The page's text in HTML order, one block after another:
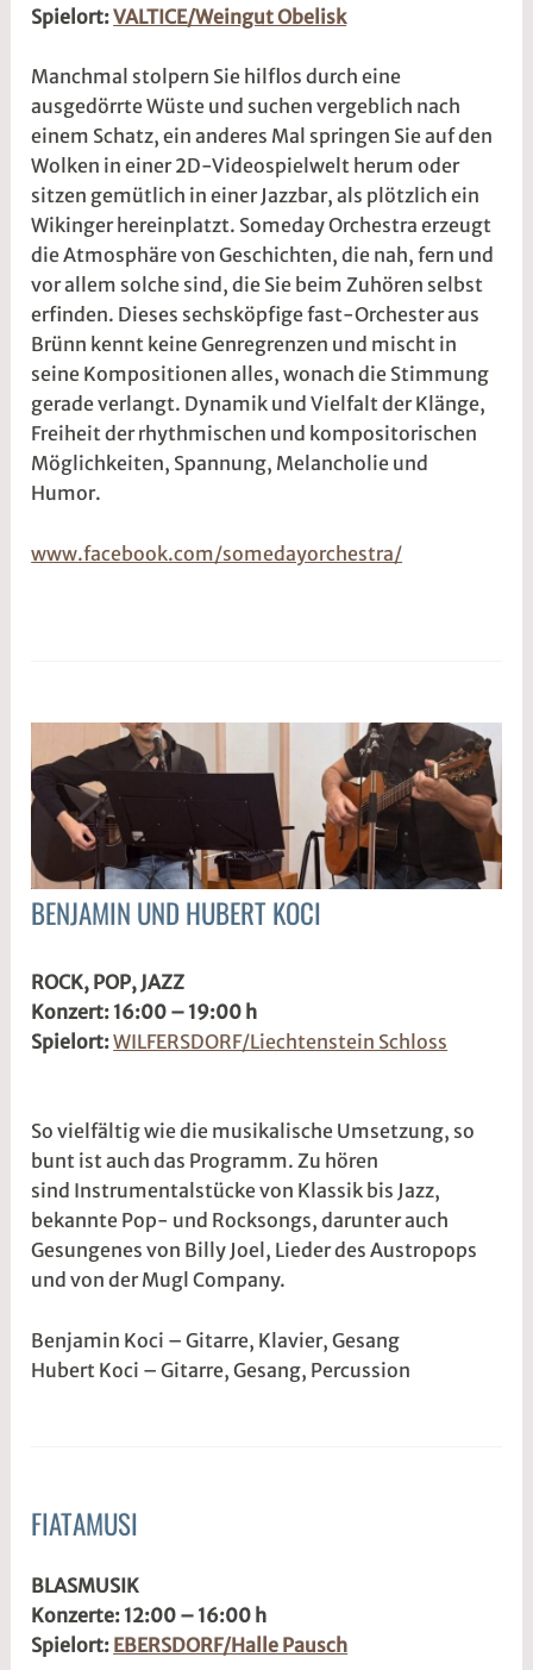
r
2
0
2
6
2
e
5
r
2
t
@
Spielort:VALTICE/Weingut Obelisk
Manchmal stolpern Sie hilflos durch eine
ausgedörrte Wüste und suchen vergeblich nach
einem Schatz, ein anderes Mal springen Sie auf den
Wolken in einer 2D-Videospielwelt herum oder
sitzen gemütlich in einer Jazzbar, als plötzlich ein
Wikinger hereinplatzt. Someday Orchestra erzeugt
die Atmosphäre von Geschichten, die nah, fern und
vor allem solche sind, die Sie beim Zuhören selbst
erfinden. Dieses sechsköpfige fast-Orchester aus
Brünn kennt keine Genregrenzen und mischt in
seine Kompositionen alles, wonach die Stimmung
gerade verlangt. Dynamik und Vielfalt der Klänge,
Freiheit der rhythmischen und kompositorischen
Möglichkeiten, Spannung, Melancholie und
Humor.
www.facebook.com/somedayorchestra/
ALLGEMEIN
BENJAMIN UND HUBERT KOCI
.
M
ä
2
0
2
6
1
d
w
e
5
r
2
t
@
ROCK, POP, JAZZ
Konzert: 16:00 – 19:00 h
Spielort:WILFERSDORF/Liechtenstein Schloss
So vielfältig wie die musikalische Umsetzung, so
bunt ist auch das Programm. Zu hören
sind Instrumentalstücke von Klassik bis Jazz,
bekannte Pop- und Rocksongs, darunter auch
Gesungenes von Billy Joel, Lieder des Austropops
und von der Mugl Company.
Benjamin Koci – Gitarre, Klavier, Gesang
Hubert Koci – Gitarre, Gesang, Percussion
ALLGEMEIN
FIATAMUSI
.
M
ä
1
d
w
BLASMUSIK
Konzerte: 12:00 – 16:00 h
Spielort: EBERSDORF/Halle Pausch